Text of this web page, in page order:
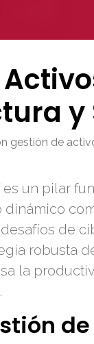
y
gestión de
un pilar
dinámico
de
robusta
la